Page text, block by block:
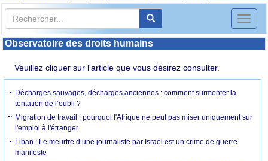
Toggle
Observatoire des droits humains
Veuillez cliquer sur l'article que vous désirez consulter.
Décharges sauvages, décharges anciennes : comment surmonter la
tentation de l’oubli ?
Migration de travail : pourquoi l'Afrique ne peut pas miser uniquement sur
l'emploi à l'étranger
Liban : Le meurtre d’une journaliste par Israël est un crime de guerre
manifeste